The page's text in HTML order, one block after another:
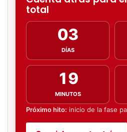
total
03
DÍAS
19
MINUTOS
Próximo hito: inicio de la fase